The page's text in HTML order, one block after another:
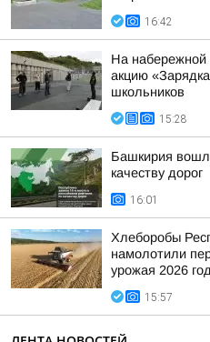
16:42
На
акцию
школьников
15:28
Башкирия
качеству дорог
16:01
Хлеборобы
намолотили
урожая 2026
15:57